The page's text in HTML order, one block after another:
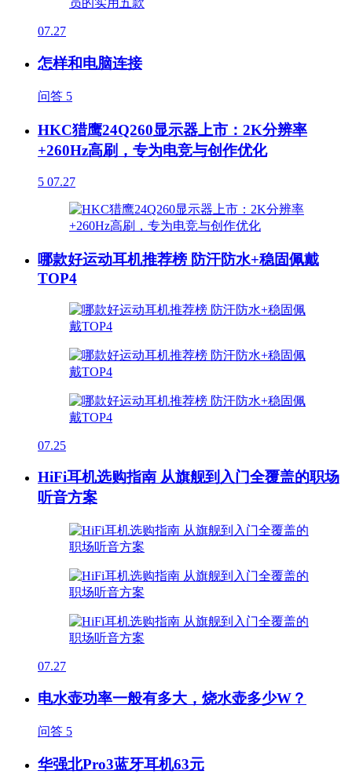
07.27
怎样和电脑连接
问答 5
HKC猎鹰24Q260显示器上市：2K分辨率
+260Hz高刷，专为电竞与创作优化
5 07.27
哪款好运动耳机推荐榜 防汗防水+稳固佩戴
TOP4
07.25
HiFi耳机选购指南 从旗舰到入门全覆盖的职场
听音方案
07.27
电水壶功率一般有多大，烧水壶多少W？
问答 5
华强北Pro3蓝牙耳机63元